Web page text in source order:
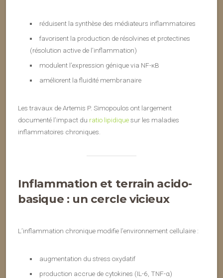
réduisent la synthèse des médiateurs inflammatoires
favorisent la production de résolvines et protectines
(résolution active de l’inflammation)
modulent l’expression génique via NF-κB
améliorent la fluidité membranaire
Les travaux de Artemis P. Simopoulos ont largement
documenté l’impact du ratio lipidiquesur les maladies
inflammatoires chroniques.
Inflammation et terrain acido-
basique : un cercle vicieux
L’inflammation chronique modifie l’environnement cellulaire :
augmentation du stress oxydatif
production accrue de cytokines (IL-6, TNF-α)